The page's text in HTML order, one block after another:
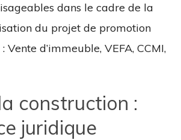
dans le cadre de la
du projet de promotion
Vente d’immeuble, VEFA, CCMI,
construction :
juridique